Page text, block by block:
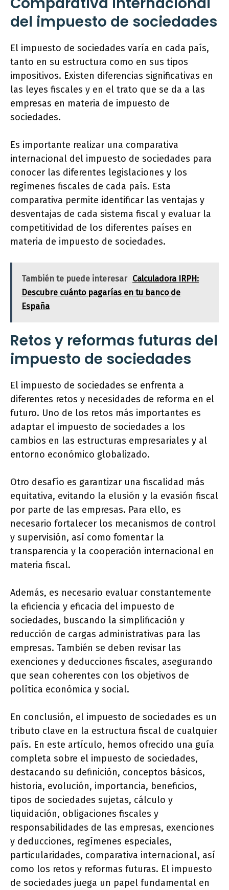
del impuesto de sociedades
El impuesto de sociedades varía en cada país,
tanto en su estructura como en sus tipos
impositivos. Existen diferencias significativas en
las leyes fiscales y en el trato que se da a las
empresas en materia de impuesto de
sociedades.
Es importante realizar una comparativa
internacional del impuesto de sociedades para
conocer las diferentes legislaciones y los
regímenes fiscales de cada país. Esta
comparativa permite identificar las ventajas y
desventajas de cada sistema fiscal y evaluar la
competitividad de los diferentes países en
materia de impuesto de sociedades.
También te puede interesar Calculadora IRPH:
Descubre cuánto pagarías en tu banco de
España
Retos y reformas futuras del
impuesto de sociedades
El impuesto de sociedades se enfrenta a
diferentes retos y necesidades de reforma en el
futuro. Uno de los retos más importantes es
adaptar el impuesto de sociedades a los
cambios en las estructuras empresariales y al
entorno económico globalizado.
Otro desafío es garantizar una fiscalidad más
equitativa, evitando la elusión y la evasión fiscal
por parte de las empresas. Para ello, es
necesario fortalecer los mecanismos de control
y supervisión, así como fomentar la
transparencia y la cooperación internacional en
materia fiscal.
Además, es necesario evaluar constantemente
la eficiencia y eficacia del impuesto de
sociedades, buscando la simplificación y
reducción de cargas administrativas para las
empresas. También se deben revisar las
exenciones y deducciones fiscales, asegurando
que sean coherentes con los objetivos de
política económica y social.
En conclusión, el impuesto de sociedades es un
tributo clave en la estructura fiscal de cualquier
país. En este artículo, hemos ofrecido una guía
completa sobre el impuesto de sociedades,
destacando su definición, conceptos básicos,
historia, evolución, importancia, beneficios,
tipos de sociedades sujetas, cálculo y
liquidación, obligaciones fiscales y
responsabilidades de las empresas, exenciones
y deducciones, regímenes especiales,
particularidades, comparativa internacional, así
como los retos y reformas futuras. El impuesto
de sociedades juega un papel fundamental en